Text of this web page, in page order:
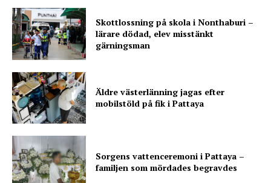
Skottlossning på skola i Nonthaburi –
lärare dödad, elev misstänkt
gärningsman
Äldre västerlänning jagas efter
mobilstöld på fik i Pattaya
Sorgens vattenceremoni i Pattaya –
familjen som mördades begravdes